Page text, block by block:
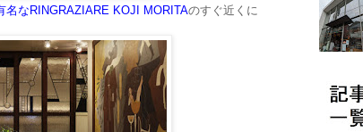
名なRINGRAZIARE KOJI MORITAのすぐ近くに